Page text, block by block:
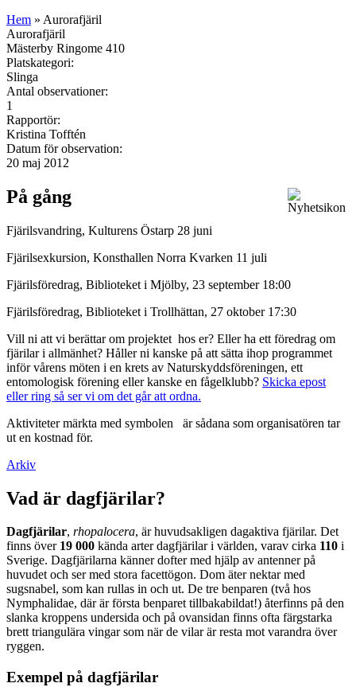
Hem » Aurorafjäril
Aurorafjäril
Mästerby Ringome 410
Platskategori:
Slinga
Antal observationer:
1
Rapportör:
Kristina Tofftén
Datum för observation:
20 maj 2012
På gång
Fjärilsvandring, Kulturens Östarp 28 juni
Fjärilsexkursion, Konsthallen Norra Kvarken 11 juli
Fjärilsföredrag, Biblioteket i Mjölby, 23 september 18:00
Fjärilsföredrag, Biblioteket i Trollhättan, 27 oktober 17:30
Vill ni att vi berättar om projektet hos er? Eller ha ett föredrag om
fjärilar i allmänhet? Håller ni kanske på att sätta ihop programmet
inför vårens möten i en krets av Naturskyddsföreningen, ett
entomologisk förening eller kanske en fågelklubb? Skicka epost
eller ring så ser vi om det går att ordna.
Aktiviteter märkta med symbolen
är sådana som organisatören tar
ut en kostnad för.
Arkiv
Vad är dagfjärilar?
Dagfjärilar, rhopalocera, är huvudsakligen dagaktiva fjärilar. Det
finns över 19 000 kända arter dagfjärilar i världen, varav cirka 110 i
Sverige. Dagfjärilarna känner dofter med hjälp av antenner på
huvudet och ser med stora facettögon. Dom äter nektar med
sugsnabel, som kan rullas in och ut. De tre benparen (två hos
Nymphalidae, där är första benparet tillbakabildat!) återfinns på den
slanka kroppens undersida och på ovansidan finns ofta färgstarka
brett triangulära vingar som när de vilar är resta mot varandra över
ryggen.
Exempel på dagfjärilar